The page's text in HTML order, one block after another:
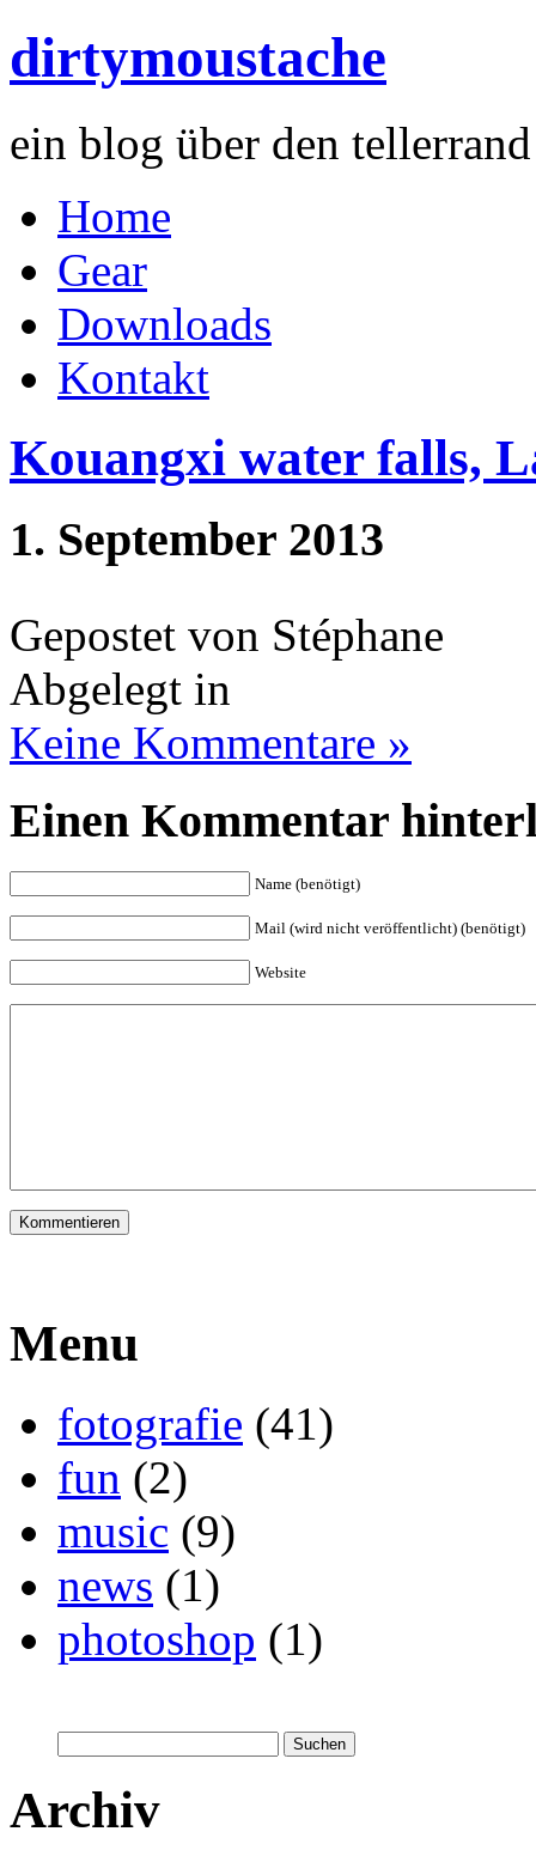
dirtymoustache
ein blog über den
Home
Gear
Downloads
Kontakt
Kouangxi water falls,
1. September 2013
Gepostet von Stéphane
Abgelegt in
Keine Kommentare »
Einen Kommentar
Name (benötigt)
Mail (wird nicht veröffentlicht) (benötigt)
Website
Menu
fotografie (41)
fun (2)
music (9)
news (1)
photoshop (1)
nach:
Archiv